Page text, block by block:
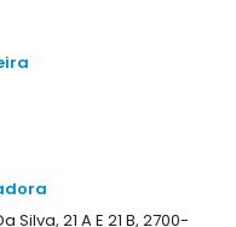
21 A E 21 B, 2700-